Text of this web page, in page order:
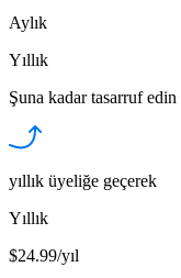
Aylık
Yıllık
Şuna kadar tasarruf edin
yıllık üyeliğe geçerek
Yıllık
$24.99/yıl